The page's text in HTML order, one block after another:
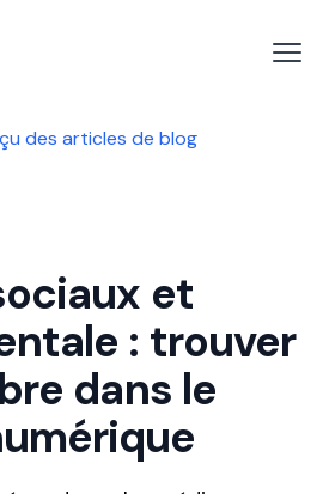
des articles de blog
et
: trouver
dans le